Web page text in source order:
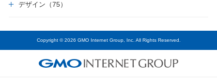
デザイン（75）
Copyright © 2026 GMO Internet Group, Inc. All Rights Reserved.